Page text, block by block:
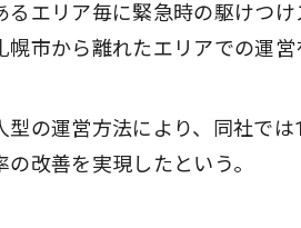
るエリア毎に緊急時の駆けつ
幌市から離れたエリアでの運営
型の運営方法により、同社で
の改善を実現したという。